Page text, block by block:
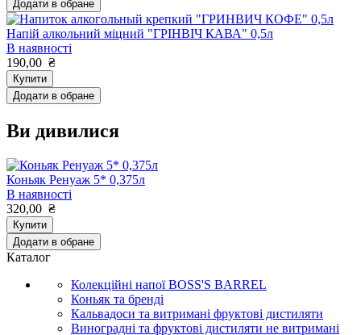
Додати в обране
Напій алкольний міцний "ГРІНВІЧ КАВА" 0,5л
В наявності
190,00 ₴
Купити
Додати в обране
Ви дивилися
Коньяк Ренуаж 5* 0,375л
В наявності
320,00 ₴
Купити
Додати в обране
Каталог
Колекційні напої BOSS'S BARREL
Коньяк та бренді
Кальвадоси та витримані фруктові дистиляти
Виноградні та фруктові дистиляти не витримані